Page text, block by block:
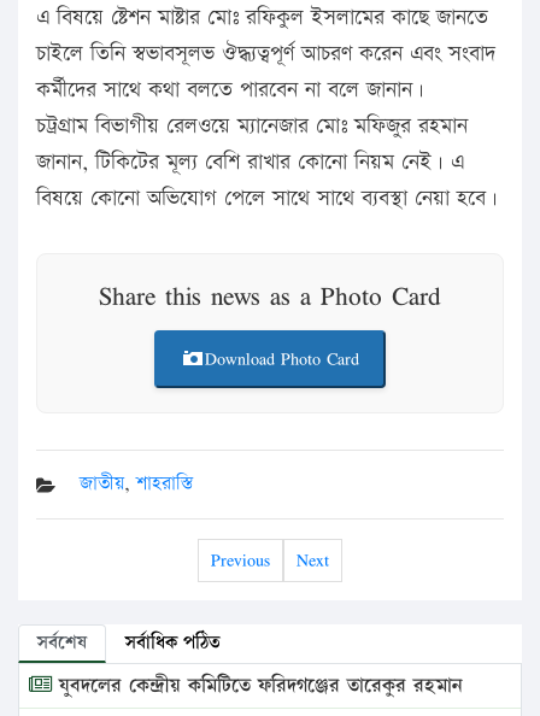
এ বিষয়ে ষ্টেশন মাষ্টার মোঃ রফিকুল ইসলামের কাছে জানতে
চাইলে তিনি স্বভাবসূলভ ঔদ্ধ্যত্বপূর্ণ আচরণ করেন এবং সংবাদ
কর্মীদের সাথে কথা বলতে পারবেন না বলে জানান।
চট্রগ্রাম বিভাগীয় রেলওয়ে ম্যানেজার মোঃ মফিজুর রহমান
জানান, টিকিটের মূল্য বেশি রাখার কোনো নিয়ম নেই। এ
বিষয়ে কোনো অভিযোগ পেলে সাথে সাথে ব্যবস্থা নেয়া হবে।
Share this news as a Photo Card
Download Photo Card
জাতীয়,শাহরাস্তি
Previous Next
সর্বশেষ সর্বাধিক পঠিত
যুবদলের কেন্দ্রীয় কমিটিতে ফরিদগঞ্জের তারেকুর রহমান